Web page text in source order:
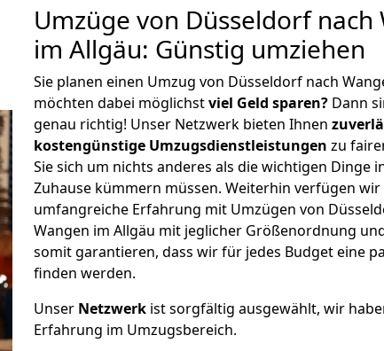
Umzüge von Düsseldorf nach
im Allgäu: Günstig umziehen
Sie planen einen Umzug von Düsseldorf nach
möchten dabei möglichstviel Geld sparen? Dann
genau richtig! Unser Netzwerk bieten Ihnen
kostengünstige Umzugsdienstleistungen zu
Sie sich um nichts anderes als die wichtigen Dinge
Zuhause kümmern müssen. Weiterhin verfügen
umfangreiche Erfahrung mit Umzügen von
Wangen im Allgäu mit jeglicher Größenordnung
somit garantieren, dass wir für jedes Budget eine
finden werden.
Unser Netzwerk ist sorgfältig ausgewählt, wir
Erfahrung im Umzugsbereich.